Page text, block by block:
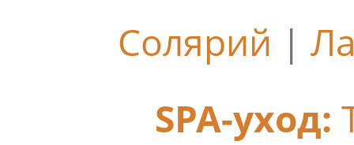
Солярий |
SPA-уход: